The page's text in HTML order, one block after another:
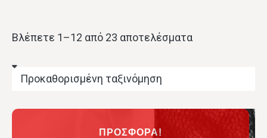
Βλέπετε 1–12 από 23 αποτελέσματα
ΠΡΟΣΦΟΡΆ!